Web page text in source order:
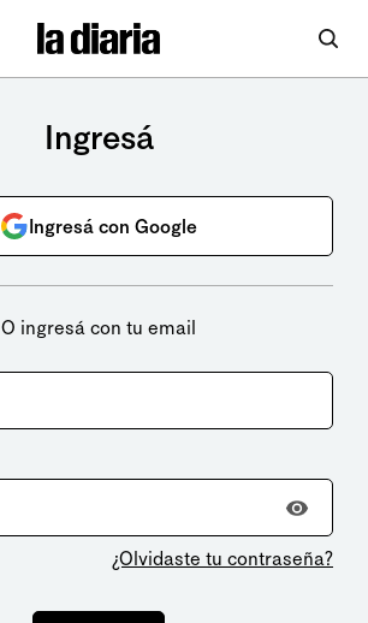
Ingresá
Ingresá con Google
O ingresá con tu email
¿Olvidaste tu contraseña?